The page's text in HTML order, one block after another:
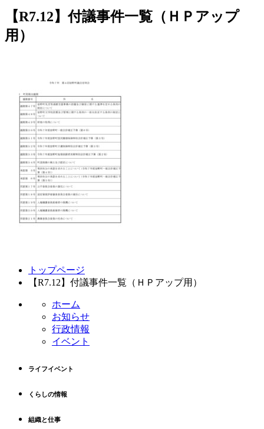
【R7.12】付議事件一覧（ＨＰアップ
用）
トップページ
【R7.12】付議事件一覧（ＨＰアップ用）
ホーム
お知らせ
行政情報
イベント
ライフイベント
くらしの情報
組織と仕事